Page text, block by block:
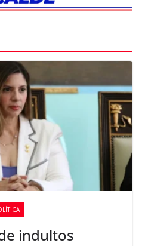
indultos